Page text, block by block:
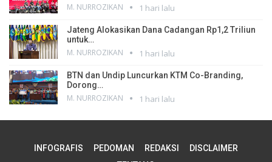
M. NURROZIKAN 1 hari lalu
Jateng Alokasikan Dana Cadangan Rp1,2 Triliun
untuk…
M. NURROZIKAN 1 hari lalu
BTN dan Undip Luncurkan KTM Co-Branding,
Dorong…
M. NURROZIKAN 1 hari lalu
INFOGRAFIS PEDOMAN REDAKSI
DISCLAIMER